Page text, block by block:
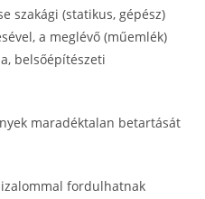
szakági (statikus, gépész)
a meglévő (műemlék)
belsőépítészeti
maradéktalan betartását
fordulhatnak